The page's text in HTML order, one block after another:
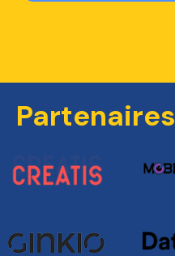
Partenaires